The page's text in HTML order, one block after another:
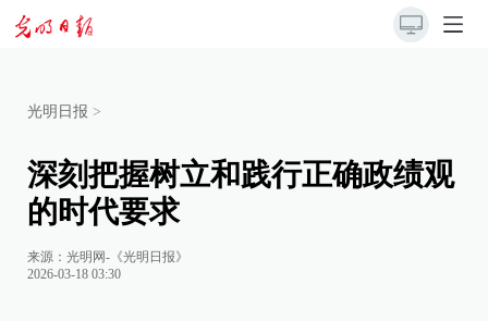
光明日报 >
深刻把握树立和践行正确政绩观
的时代要求
来源： 光明网-《光明日报》
2026-03-18 03:30